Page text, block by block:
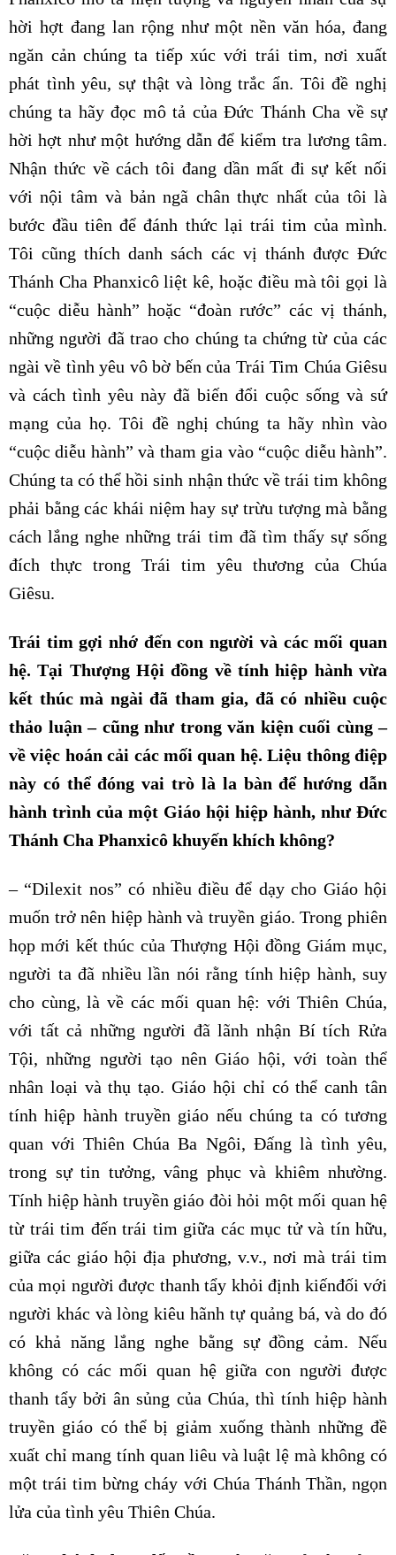
hời hợt đang lan rộng như một nền văn hóa, đang
ngăn cản chúng ta tiếp xúc với trái tim, nơi xuất
phát tình yêu, sự thật và lòng trắc ẩn. Tôi đề nghị
chúng ta hãy đọc mô tả của Đức Thánh Cha về sự
hời hợt như một hướng dẫn để kiểm tra lương tâm.
Nhận thức về cách tôi đang dần mất đi sự kết nối
với nội tâm và bản ngã chân thực nhất của tôi là
bước đầu tiên để đánh thức lại trái tim của mình.
Tôi cũng thích danh sách các vị thánh được Đức
Thánh Cha Phanxicô liệt kê, hoặc điều mà tôi gọi là
“cuộc diễu hành” hoặc “đoàn rước” các vị thánh,
những người đã trao cho chúng ta chứng từ của các
ngài về tình yêu vô bờ bến của Trái Tim Chúa Giêsu
và cách tình yêu này đã biến đổi cuộc sống và sứ
mạng của họ. Tôi đề nghị chúng ta hãy nhìn vào
“cuộc diễu hành” và tham gia vào “cuộc diễu hành”.
Chúng ta có thể hồi sinh nhận thức về trái tim không
phải bằng các khái niệm hay sự trừu tượng mà bằng
cách lắng nghe những trái tim đã tìm thấy sự sống
đích thực trong Trái tim yêu thương của Chúa
Giêsu.
Trái tim gợi nhớ đến con người và các mối quan
hệ. Tại Thượng Hội đồng về tính hiệp hành vừa
kết thúc mà ngài đã tham gia, đã có nhiều cuộc
thảo luận – cũng như trong văn kiện cuối cùng –
về việc hoán cải các mối quan hệ. Liệu thông điệp
này có thể đóng vai trò là la bàn để hướng dẫn
hành trình của một Giáo hội hiệp hành, như Đức
Thánh Cha Phanxicô khuyến khích không?
– “Dilexit nos” có nhiều điều để dạy cho Giáo hội
muốn trở nên hiệp hành và truyền giáo. Trong phiên
họp mới kết thúc của Thượng Hội đồng Giám mục,
người ta đã nhiều lần nói rằng tính hiệp hành, suy
cho cùng, là về các mối quan hệ: với Thiên Chúa,
với tất cả những người đã lãnh nhận Bí tích Rửa
Tội, những người tạo nên Giáo hội, với toàn thể
nhân loại và thụ tạo. Giáo hội chỉ có thể canh tân
tính hiệp hành truyền giáo nếu chúng ta có tương
quan với Thiên Chúa Ba Ngôi, Đấng là tình yêu,
trong sự tin tưởng, vâng phục và khiêm nhường.
Tính hiệp hành truyền giáo đòi hỏi một mối quan hệ
từ trái tim đến trái tim giữa các mục tử và tín hữu,
giữa các giáo hội địa phương, v.v., nơi mà trái tim
của mọi người được thanh tẩy khỏi định kiến​​đối với
người khác và lòng kiêu hãnh tự quảng bá, và do đó
có khả năng lắng nghe bằng sự đồng cảm. Nếu
không có các mối quan hệ giữa con người được
thanh tẩy bởi ân sủng của Chúa, thì tính hiệp hành
truyền giáo có thể bị giảm xuống thành những đề
xuất chỉ mang tính quan liêu và luật lệ mà không có
một trái tim bừng cháy với Chúa Thánh Thần, ngọn
lửa của tình yêu Thiên Chúa.